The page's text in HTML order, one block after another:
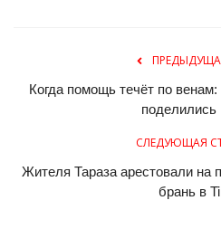
Когда помощь течёт по
поделились
СЛЕДУЮЩАЯ
Жителя Тараза арестовали на
брань в